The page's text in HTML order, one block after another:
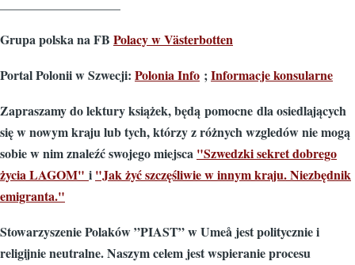
Grupa polska na FB Polacy w Västerbotten
Portal Polonii w Szwecji: Polonia Info ;Informacje konsularne
Zapraszamy do lektury książek, będą pomocne dla osiedlających
się w nowym kraju lub tych, którzy z różnych wzgledów nie mogą
sobie w nim znaleźć swojego miejsca "Szwedzki sekret dobrego
życia LAGOM" i "Jak żyć szczęśliwie w innym kraju. Niezbędnik
emigranta."
Stowarzyszenie Polaków ”PIAST” w Umeå jest politycznie i
religijnie neutralne. Naszym celem jest wspieranie procesu